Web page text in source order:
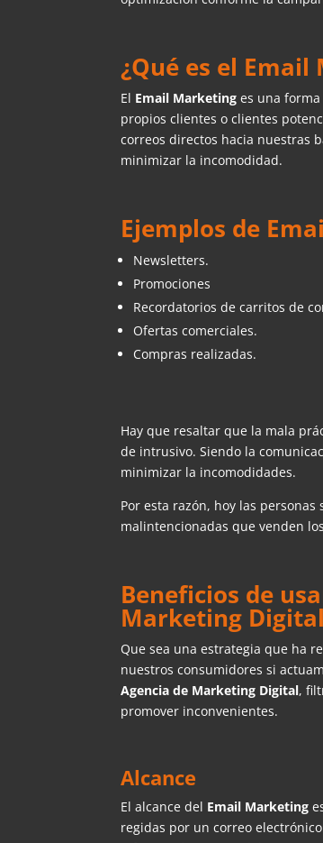
¿Qué es el
El Email Marketing es una
propios clientes o clientes
correos directos hacia nuestras
minimizar la incomodidad.
Ejemplos de
Newsletters.
Promociones
Recordatorios de carritos de
Ofertas comerciales.
Compras realizadas.
Hay que resaltar que la mala
de intrusivo. Siendo la
minimizar la incomodidades.
Por esta razón, hoy las
malintencionadas que venden
Beneficios de
Marketing Digital
Que sea una estrategia que ha
nuestros consumidores si
Agencia de Marketing Digital,
promover inconvenientes.
Alcance
El alcance del Email Marketing
regidas por un correo